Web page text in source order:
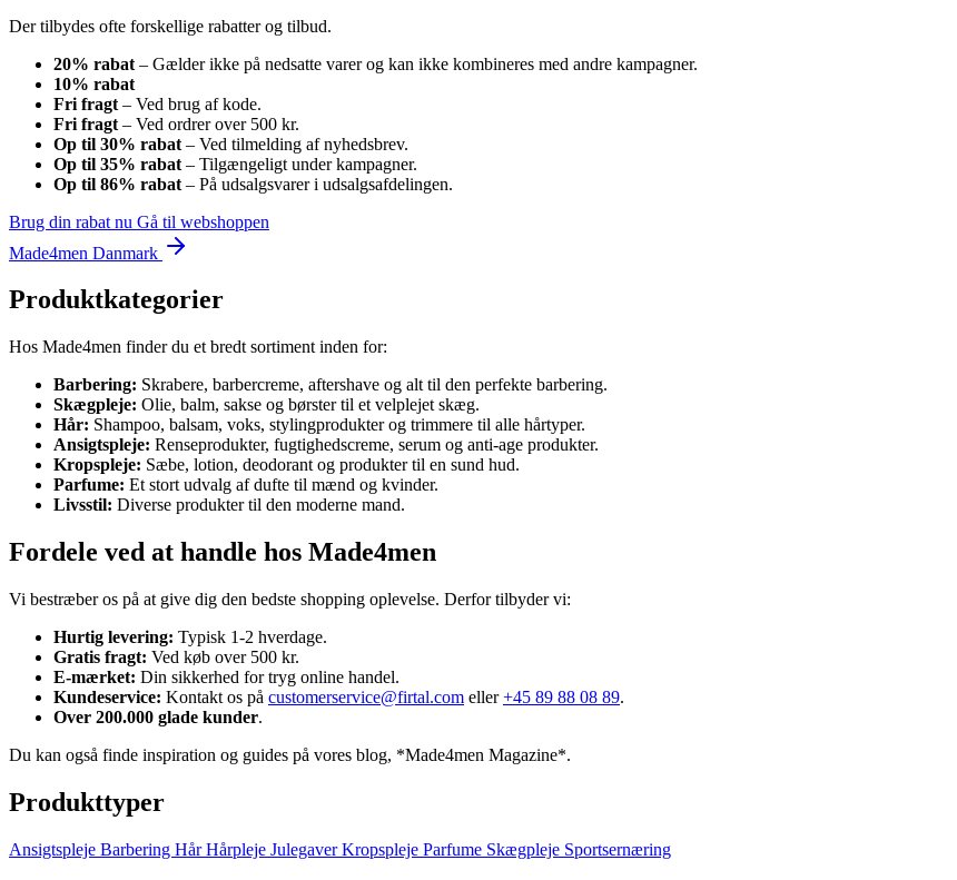
Der tilbydes ofte forskellige rabatter og tilbud.
20% rabat – Gælder ikke på nedsatte varer og kan ikke kombineres med andre kampagner.
10% rabat
Fri fragt – Ved brug af kode.
Fri fragt – Ved ordrer over 500 kr.
Op til 30% rabat – Ved tilmelding af nyhedsbrev.
Op til 35% rabat – Tilgængeligt under kampagner.
Op til 86% rabat – På udsalgsvarer i udsalgsafdelingen.
Brug din rabat nu Gå til webshoppen
Made4men Danmark
Produktkategorier
Hos Made4men finder du et bredt sortiment inden for:
Barbering: Skrabere, barbercreme, aftershave og alt til den perfekte barbering.
Skægpleje: Olie, balm, sakse og børster til et velplejet skæg.
Hår: Shampoo, balsam, voks, stylingprodukter og trimmere til alle hårtyper.
Ansigtspleje: Renseprodukter, fugtighedscreme, serum og anti-age produkter.
Kropspleje: Sæbe, lotion, deodorant og produkter til en sund hud.
Parfume: Et stort udvalg af dufte til mænd og kvinder.
Livsstil: Diverse produkter til den moderne mand.
Fordele ved at handle hos Made4men
Vi bestræber os på at give dig den bedste shopping oplevelse. Derfor tilbyder vi:
Hurtig levering: Typisk 1-2 hverdage.
Gratis fragt: Ved køb over 500 kr.
E-mærket: Din sikkerhed for tryg online handel.
Kundeservice: Kontakt os på customerservice@firtal.com eller+45 89 88 08 89.
Over 200.000 glade kunder.
Du kan også finde inspiration og guides på vores blog, *Made4men Magazine*.
Produkttyper
Ansigtspleje Barbering HårHårpleje JulegaverKropspleje Parfume Skægpleje Sportsernæring